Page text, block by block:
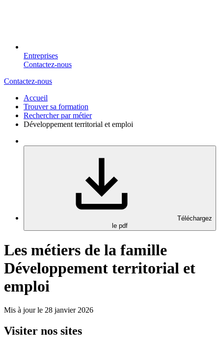
Entreprises
Contactez-nous
Contactez-nous
Accueil
Trouver sa formation
Rechercher par métier
Développement territorial et emploi
Téléchargez
le pdf
Les métiers de la famille
Développement territorial et
emploi
Mis à jour le 28 janvier 2026
Visiter nos sites